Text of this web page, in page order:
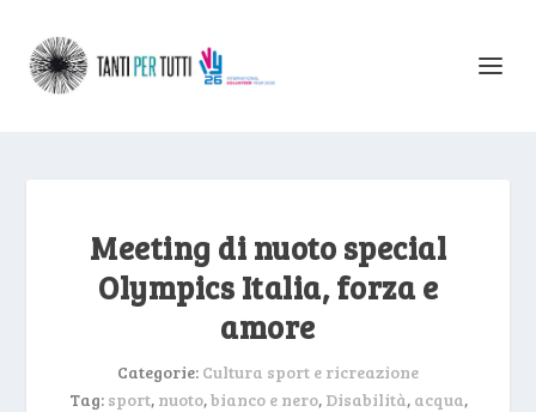
Meeting di nuoto special
Olympics Italia, forza e
amore
Categorie: Cultura sport e ricreazione
Tag: sport, nuoto,bianco e nero, Disabilità, acqua,